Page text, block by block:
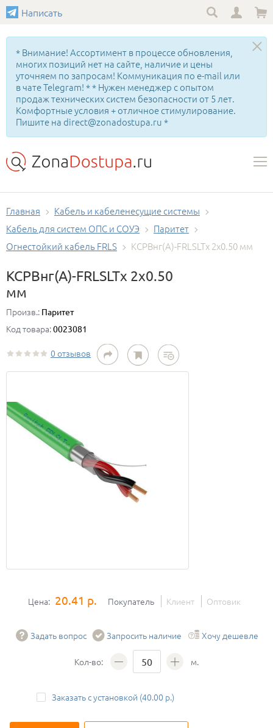
Написать
* Внимание! Ассортимент в процессе обновления,
многих позиций нет на сайте, наличие и цены
уточняем по запросам! Коммуникация по e-mail или
в чате Telegram! * * Нужен менеджер с опытом
продаж технических систем безопасности от 5 лет.
Комфортные условия + отличное стимулирование.
Пишите на direct@zonadostupa.ru *
Главная
Кабель и кабеленесущие системы
Кабель для систем ОПС и СОУЭ
Паритет
Огнестойкий кабель FRLS
КСРВнг(А)-FRLSLTx 2х0.50 мм
КСРВнг(А)-FRLSLTx 2х0.50
мм
Произв.: Паритет
Код товара:0023081
0 отзывов
Цена: 20.41 р. Покупатель Клиент Оптовик
Задать вопрос Запросить наличие Хочу дешевле
Кол-во: м.
Заказать с установкой (40.00 р.)